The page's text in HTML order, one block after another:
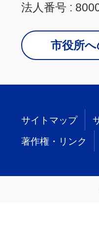
法人番号 :
市役所
サイトマップ
著作権・リンク